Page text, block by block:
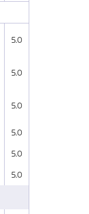
5.0
5.0
5.0
5.0
5.0
5.0